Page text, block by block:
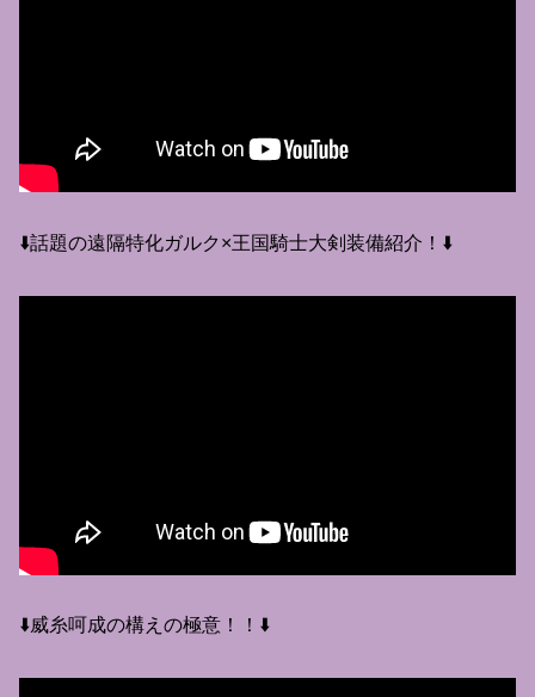
⬇️話題の遠隔特化ガルク×王国騎士大剣装備紹介！⬇️
⬇️威糸呵成の構えの極意！！⬇️